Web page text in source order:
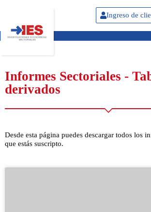
Ingreso de
Informes Sectoriales -
derivados
Desde esta página puedes descargar todos los
que estás suscripto.